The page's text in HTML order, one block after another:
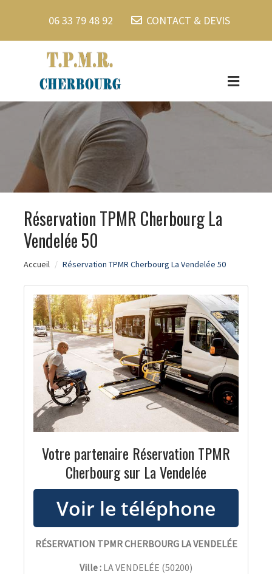
06 33 79 48 92 CONTACT & DEVIS
Réservation TPMR Cherbourg La
Vendelée 50
Accueil Réservation TPMR Cherbourg La Vendelée 50
Votre partenaire Réservation TPMR
Cherbourg sur La Vendelée
RÉSERVATION TPMR CHERBOURG LA VENDELÉE
Ville : LA VENDELÉE (50200)